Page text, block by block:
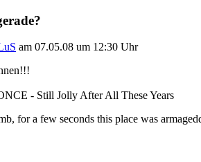
am 07.05.08 um 12:30 Uhr
- Still Jolly After All These Years
for a few seconds this place was